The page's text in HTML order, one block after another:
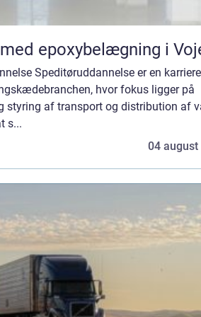
epoxybelægning i
Speditøruddannelse er en
hvor fokus ligger på
styring af transport og distribution af
s...
04 august